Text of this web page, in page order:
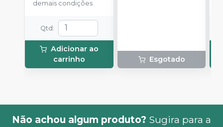
demais condições
Qtd :
Adicionar ao
carrinho
Esgotado
Não achou algum produto? Sugira para a